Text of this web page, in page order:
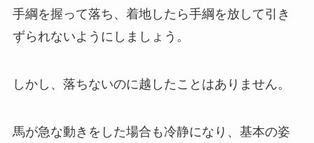
手綱を握って落ち、着地したら手綱を放して引き
ずられないようにしましょう。
しかし、落ちないのに越したことはありません。
馬が急な動きをした場合も冷静になり、基本の姿